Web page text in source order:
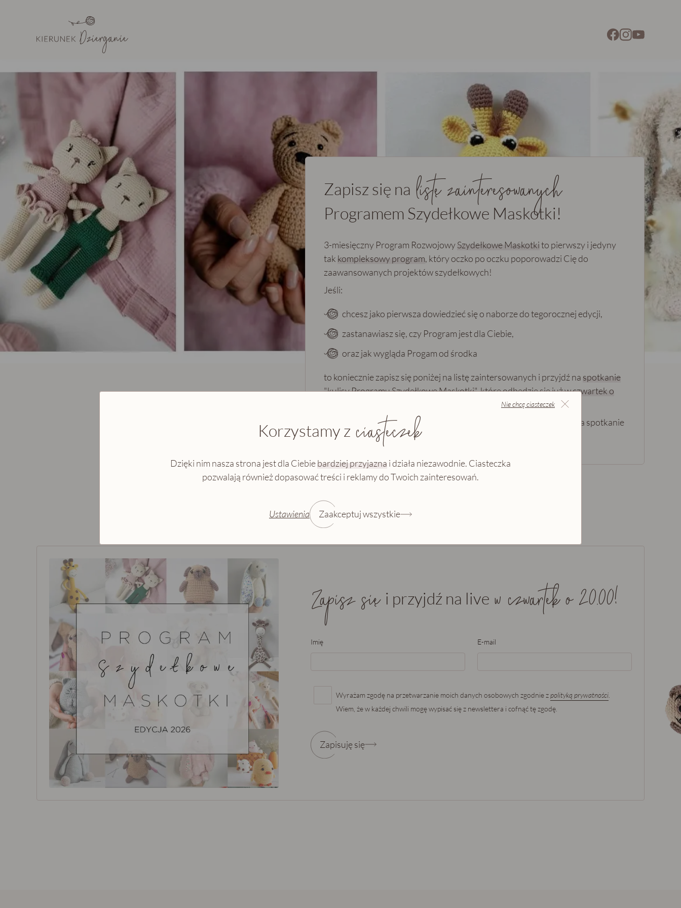
Zapisz się na listę zainteresowanych
Programem Szydełkowe Maskotki!
3-miesięczny Program RozwojowySzydełkowe Maskotkito pierwszy i jedyny
tak kompleksowy program, który oczko po oczku poporowadzi Cię do
zaawansowanych projektów szydełkowych!
Jeśli:
chcesz jako pierwsza dowiedzieć się o naborze do tegorocznej edycji,
zastanawiasz się, czy Program jest dla Ciebie,
oraz jak wygląda Progam od środka
to koniecznie zapisz się poniżej na listę zaintersowanych i przyjdź na spotkanie
"kulisy Programu Szydełkowe Maskotki", które odbędzie się już wczwartek o
Osoby zapisane na listę zainteresowanych otrzymają zaproszenie na spotkanie
mailowo - odbędzie się ono na Google Meet :)
Zapisz się i przyjdź na live w czwartek o 20.00!
Imię E-mail
Wyrażam zgodę na przetwarzanie moich danych osobowych zgodnie zpolityką prywatności.
Wiem, że w każdej chwili mogę wypisać się z newslettera i cofnąć tę zgodę.
Zapisuję się
Nie chcę ciasteczek
Korzystamy z ciasteczek
Dzięki nim nasza strona jest dla Ciebiebardziej przyjazna i działa niezawodnie. Ciasteczka
pozwalają również dopasować treści i reklamy do Twoich zainteresowań.
Ustawienia Zaakceptuj wszystkie